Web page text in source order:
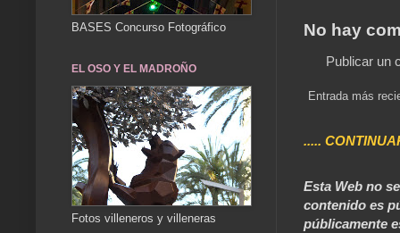
No hay
Publicar un
Entrada más
.....
Esta Web no
contenido es
públicamente
BASES Concurso Fotográfico
EL OSO Y EL MADROÑO
Fotos villeneros y villeneras